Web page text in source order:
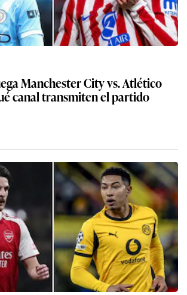
Manchester City vs. Atlético
canal transmiten el partido